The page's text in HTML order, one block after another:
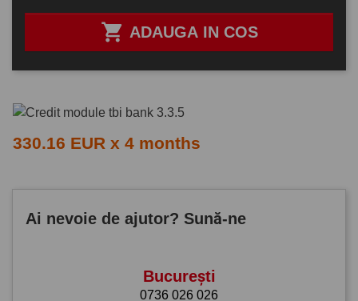
 ADAUGA IN COS
330.16 EUR x 4 months
Ai nevoie de ajutor? Sună-ne
București
0736 026 026